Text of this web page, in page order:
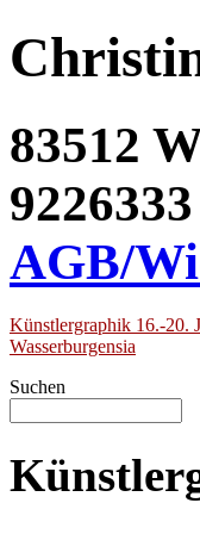
83512
AGB/
Künstlergraphik 16.-20.
Wasserburgensia
Suchen